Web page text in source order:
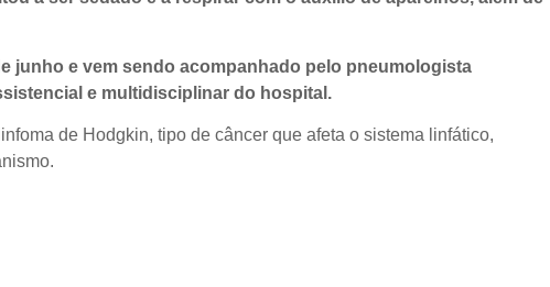
junho e vem sendo acompanhado pelo pneumologista
e multidisciplinar do hospital.
de Hodgkin, tipo de câncer que afeta o sistema linfático,